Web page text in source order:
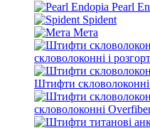
Pearl
Spident
Мета
скловолоконні і
Штифти скловолоконні
скловолоконні